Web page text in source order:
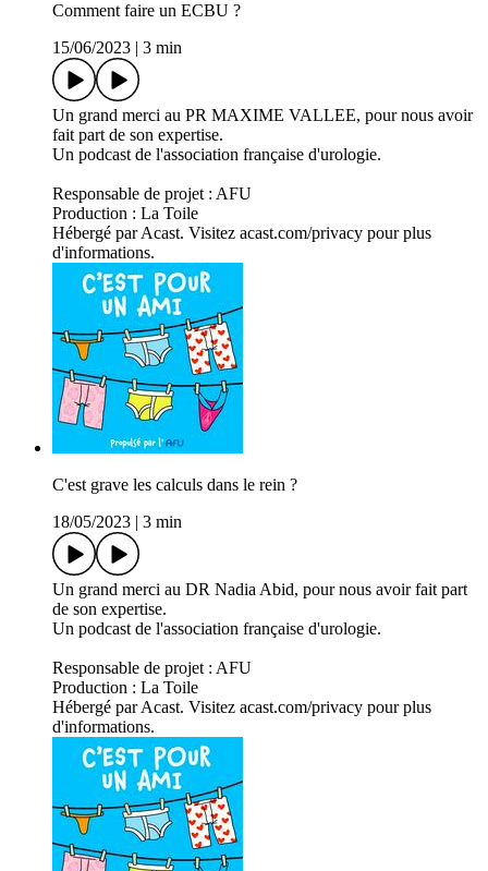
Comment faire un ECBU ?
15/06/2023
3 min
Un grand merci au PR MAXIME VALLEE, pour nous avoir
fait part de son expertise.
Un podcast de l'association française d'urologie.
Responsable de projet : AFU
Production : La Toile
Hébergé par Acast. Visitez acast.com/privacy pour plus
d'informations.
C'est grave les calculs dans le rein ?
18/05/2023
3 min
Un grand merci au DR Nadia Abid, pour nous avoir fait part
de son expertise.
Un podcast de l'association française d'urologie.
Responsable de projet : AFU
Production : La Toile
Hébergé par Acast. Visitez acast.com/privacy pour plus
d'informations.